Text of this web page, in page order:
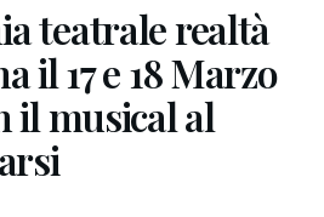
teatrale realtà
il 17 e 18 Marzo
il musical al